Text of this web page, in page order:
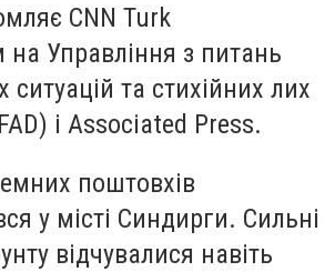
CNN Turk
Управління з питань
та стихійних лих
і Associated Press.
поштовхів
у місті Синдирги. Сильні
відчувалися навіть